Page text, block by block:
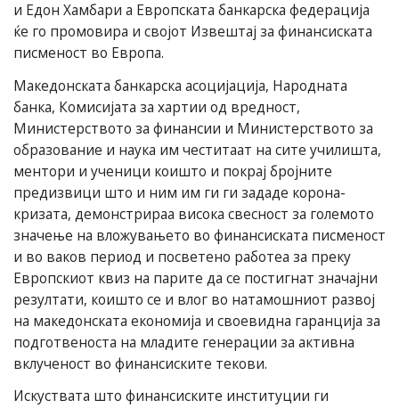
и Едон Хамбари а Европската банкарска федерација
ќе го промовира и својот Извештај за финансиската
писменост во Европа.
Македонската банкарска асоцијација, Народната
банка, Комисијата за хартии од вредност,
Министерството за финансии и Министерството за
образование и наука им честитаат на сите училишта,
ментори и ученици коишто и покрај бројните
предизвици што и ним им ги ги зададе корона-
кризата, демонстрираа висока свесност за големото
значење на вложувањето во финансиската писменост
и во ваков период и посветено работеа за преку
Европскиот квиз на парите да се постигнат значајни
резултати, коишто се и влог во натамошниот развој
на македонската економија и своевидна гаранција за
подготвеноста на младите генерации за активна
вклученост во финансиските текови.
Искуствата што финансиските институции ги